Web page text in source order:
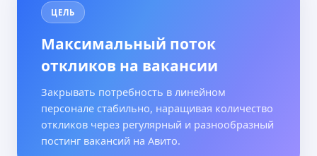
ЦЕЛЬ
Максимальный поток
откликов на вакансии
Закрывать потребность в линейном
персонале стабильно, наращивая количество
откликов через регулярный и разнообразный
постинг вакансий на Авито.